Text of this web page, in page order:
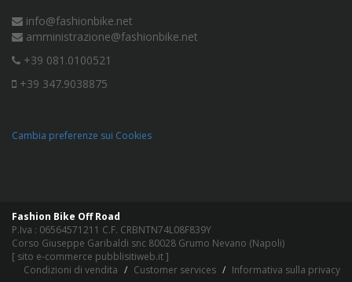
info@fashionbike.net
amministrazione@fashionbike.net
+39 081.0100521
+39 347.9038875
Cambia preferenze sui Cookies
Fashion Bike Off Road
P.Iva : 06564571211 C.F. CRBNTN74L08F839Y
Corso Giuseppe Garibaldi snc 80028 Grumo Nevano (Napoli)
[ sito e-commerce pubblisitiweb.it]
Condizioni di vendita
Customer services Informativa sulla privacy